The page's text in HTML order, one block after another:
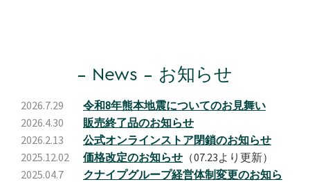
News お知らせ
2026.7.29
令和8年熊本地震についてのお見舞い
2026.4.30
販売終了品のお知らせ
2026.2.13
公式オンラインストア閉鎖のお知らせ
2025.12.02
価格改定のお知らせ （07.23より更新）
2025.04.7
クナイプグループ経営体制変更のお知ら